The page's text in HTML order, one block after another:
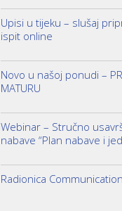
Upisi u tijeku – slušaj
ispit online
Novo u našoj ponudi –
MATURU
Webinar – Stručno
nabave “Plan nabave i
Radionica